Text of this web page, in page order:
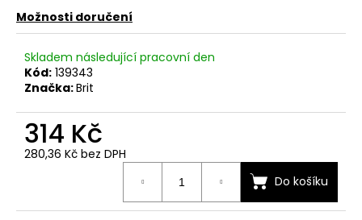
Možnosti doručení
Skladem následující pracovní den
Kód: 139343
Značka:Brit
314 Kč
280,36 Kč bez DPH
Do košíku
D
o
p
o
č
u
e